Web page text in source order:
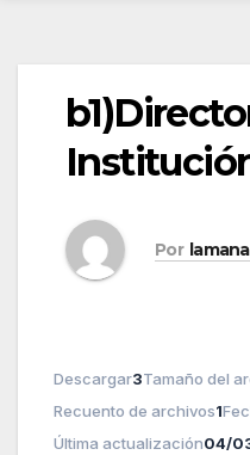
Por
Descargar3Tamaño del
Recuento de archivos1
Última actualización04/